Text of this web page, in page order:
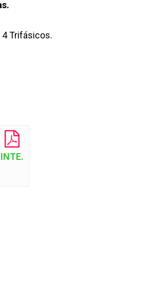
Trifásicos.
INTE.